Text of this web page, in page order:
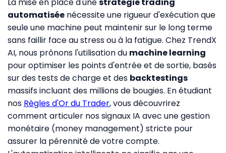
automatisée nécessite une rigueur d'exécution que
seule une machine peut maintenir sur le long terme
sans faillir face au stress ou à la fatigue. Chez TrendX
AI, nous prônons l'utilisation du machine learning
pour optimiser les points d'entrée et de sortie, basés
sur des tests de charge et des backtestings
massifs incluant des millions de bougies. En étudiant
nos Règles d'Or du Trader, vous découvrirez
comment articuler nos signaux IA avec une gestion
monétaire (money management) stricte pour
assurer la pérennité de votre compte.